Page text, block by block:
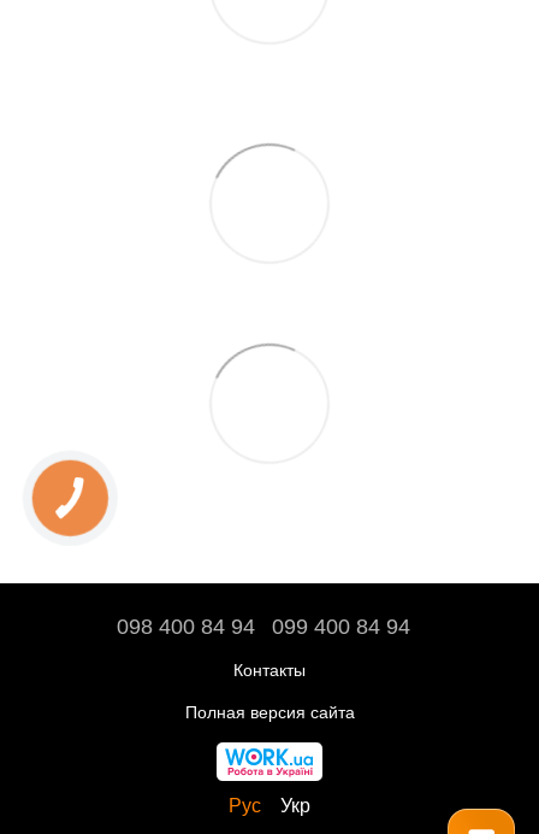
098 400 84 94‬ 099 400 84 94
Контакты
Полная версия сайта
Рус Укр